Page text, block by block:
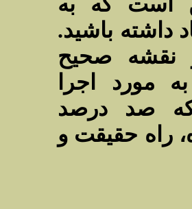
داشته باشيد.
نقشه صحيح
مورد اجرا
كه صد درصد
راه حقيقت و